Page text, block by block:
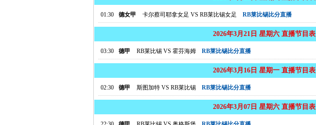
01:30 德女甲 卡尔蔡司耶拿女足 VS RB莱比锡女足 RB莱比锡比分直播
2026年3月21日 星期六 直播节目表
03:30 德甲 RB莱比锡 VS 霍芬海姆 RB莱比锡比分直播
2026年3月16日 星期一 直播节目表
02:30 德甲 斯图加特 VS RB莱比锡 RB莱比锡比分直播
2026年3月07日 星期六 直播节目表